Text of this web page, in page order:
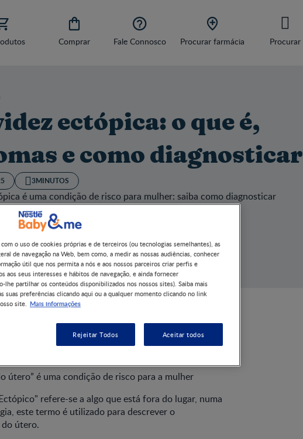

Comprar

Fale Connosco

Procurar farmácia Procurar
ectópica: o que é,
e como diagnosticar
3MINUTOS
é uma condição de risco para mulher: saiba como diagnosticar
o que é, sintomas e
útero” é uma condição de risco para a mulher
refere-se a algo que está fora do lugar, numa
este termo é utilizado para descrever o
útero.
o uso de cookies próprias e de terceiros (ou tecnologias semelhantes), as
de navegação na Web, bem como, a medir as nossas audiências, conhecer
útil que nos permita a nós e aos nossos parceiros criar perfis e
aos seus interesses e hábitos de navegação, e ainda fornecer
partilhar os conteúdos disponibilizados nos nossos sites). Saiba mais
suas preferências clicando aqui ou a qualquer momento clicando no link
site. Mais informações
Rejeitar Todos Aceitar todos